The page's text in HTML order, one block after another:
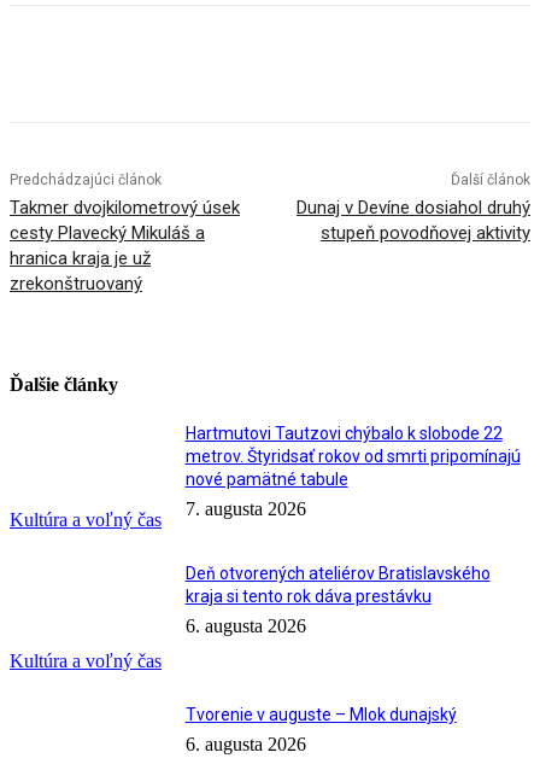
Predchádzajúci článok
Takmer dvojkilometrový úsek
cesty Plavecký Mikuláš a
hranica kraja je už
zrekonštruovaný
Ďalší článok
Dunaj v Devíne dosiahol druhý
stupeň povodňovej aktivity
Ďalšie články
Kultúra a voľný čas
Hartmutovi Tautzovi chýbalo k slobode 22
metrov. Štyridsať rokov od smrti pripomínajú
nové pamätné tabule
7. augusta 2026
Kultúra a voľný čas
Deň otvorených ateliérov Bratislavského
kraja si tento rok dáva prestávku
6. augusta 2026
Tvorenie v auguste – Mlok dunajský
6. augusta 2026